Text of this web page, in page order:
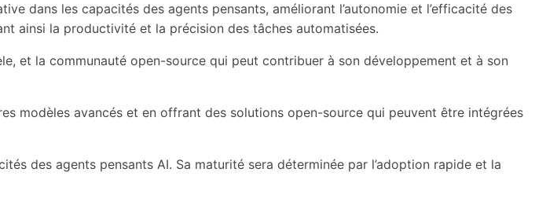
dans les capacités des agents pensants, améliorant l’autonomie et l’efficacité des
ainsi la productivité et la précision des tâches automatisées.
et la communauté open-source qui peut contribuer à son développement et à son
modèles avancés et en offrant des solutions open-source qui peuvent être intégrées
des agents pensants AI. Sa maturité sera déterminée par l’adoption rapide et la